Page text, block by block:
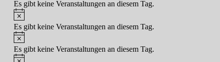
Es gibt keine Veranstaltungen an diesem Tag.
Hinweis
Es gibt keine Veranstaltungen an diesem Tag.
Hinweis
Es gibt keine Veranstaltungen an diesem Tag.
Hinweis